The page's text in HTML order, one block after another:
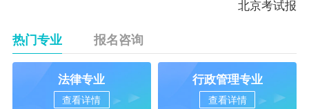
北京考试报
热门专业 报名咨询
法律专业
查看详情
行政管理专业
查看详情